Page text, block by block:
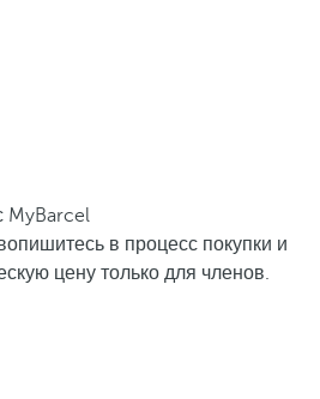
MyBarcel
в процесс покупки и
цену только для членов.